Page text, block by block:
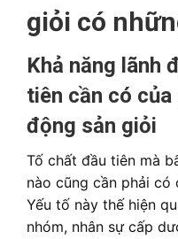
giỏi có
Khả năng lãnh
tiên cần có
động sản giỏi
Tố chất đầu tiên mà
nào cũng cần phải có
Yếu tố này thế hiện
nhóm, nhân sự cấp